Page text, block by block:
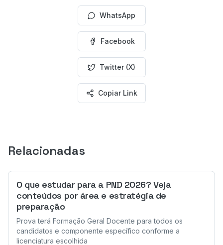
WhatsApp
Facebook
Twitter (X)
Copiar Link
Relacionadas
O que estudar para a PND 2026? Veja
conteúdos por área e estratégia de
preparação
Prova terá Formação Geral Docente para todos os
candidatos e componente específico conforme a
licenciatura escolhida